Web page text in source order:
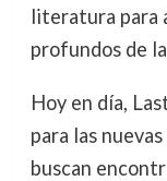
literatura para
profundos de
Hoy en día,
para las
buscan